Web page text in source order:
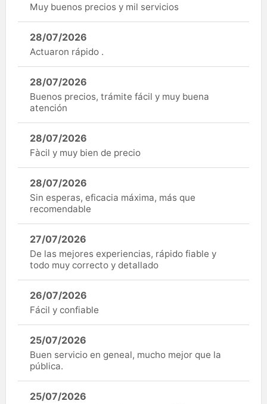
Muy buenos precios y mil servicios
28/07/2026
Actuaron rápido .
28/07/2026
Buenos precios, trámite fácil y muy buena
atención
28/07/2026
Fàcil y muy bien de precio
28/07/2026
Sin esperas, eficacia máxima, más que
recomendable
27/07/2026
De las mejores experiencias, rápido fiable y
todo muy correcto y detallado
26/07/2026
Fácil y confiable
25/07/2026
Buen servicio en geneal, mucho mejor que la
pública.
25/07/2026